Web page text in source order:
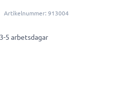
Artikelnummer: 913004
5 arbetsdagar